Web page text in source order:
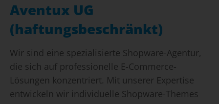
Aventux UG
(haftungsbeschränkt)
Wir sind eine spezialisierte Shopware-Agentur,
die sich auf professionelle E-Commerce-
Lösungen konzentriert. Mit unserer Expertise
entwickeln wir individuelle Shopware-Themes